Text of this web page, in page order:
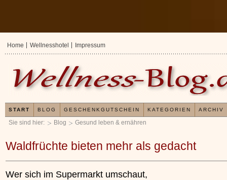
Sie sind hier: Blog Gesund leben & ernähren
Waldfrüchte bieten mehr als gedacht
Wer sich im Supermarkt umschaut,
Home Wellnesshotel Impressum
START BLOG GESCHENKGUTSCHEIN KATEGORIEN ARCHIV